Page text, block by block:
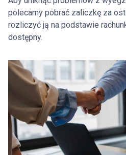
polecamy pobrać zaliczkę za
rozliczyć ją na podstawie
dostępny.